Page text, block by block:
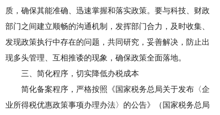
质，确保其能准确、迅速掌握和落实政策。要与科技、财政
部门之间建立顺畅的沟通机制，发挥部门合力，及时收集、
发现政策执行中存在的问题，共同研究，妥善解决，防止出
现多头管理、互相推诿的现象，确保政策全面落地。
三、简化程序，切实降低办税成本
简化备案程序，严格按照《国家税务总局关于发布〈企
业所得税优惠政策事项办理办法〉的公告》（国家税务总局